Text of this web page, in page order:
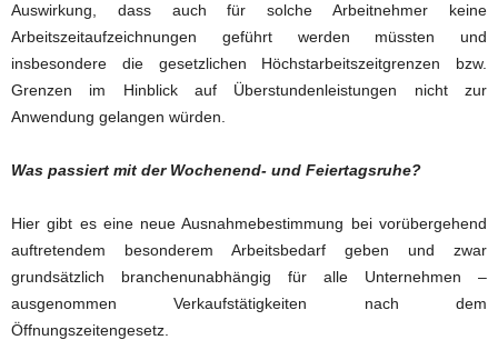
Auswirkung, dass auch für solche Arbeitnehmer keine
Arbeitszeitaufzeichnungen geführt werden müssten und
insbesondere die gesetzlichen Höchstarbeitszeitgrenzen bzw.
Grenzen im Hinblick auf Überstundenleistungen nicht zur
Anwendung gelangen würden.
Was passiert mit der Wochenend- und Feiertagsruhe?
Hier gibt es eine neue Ausnahmebestimmung bei vorübergehend
auftretendem besonderem Arbeitsbedarf geben und zwar
grundsätzlich branchenunabhängig für alle Unternehmen –
ausgenommen Verkaufstätigkeiten nach dem
Öffnungszeitengesetz.